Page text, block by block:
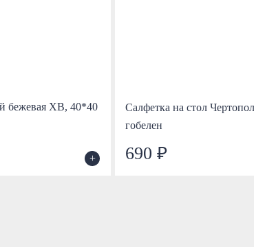
бежевая ХВ, 40*40
+
Салфетка на стол
гобелен
690 ₽